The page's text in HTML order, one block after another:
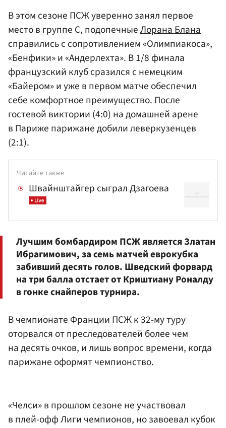
В этом сезоне ПСЖ уверенно занял первое
место в группе С, подопечныеЛорана Блана
справились с сопротивлением «Олимпиакоса»,
«Бенфики» и «Андерлехта». В 1/8 финала
французский клуб сразился с немецким
«Байером» и уже в первом матче обеспечил
себе комфортное преимущество. После
гостевой виктории (4:0) на домашней арене
в Париже парижане добили леверкузенцев
(2:1).
Читайте также
Швайнштайгер сыграл Дзагоева
Лучшим бомбардиром ПСЖ является Златан
Ибрагимович, за семь матчей еврокубка
забивший десять голов. Шведский форвард
на три балла отстает от Криштиану Роналду
в гонке снайперов турнира.
В чемпионате Франции ПСЖ к 32-му туру
оторвался от преследователей более чем
на десять очков, и лишь вопрос времени, когда
парижане оформят чемпионство.
«Челси» в прошлом сезоне не участвовал
в плей-офф Лиги чемпионов, но завоевал кубок